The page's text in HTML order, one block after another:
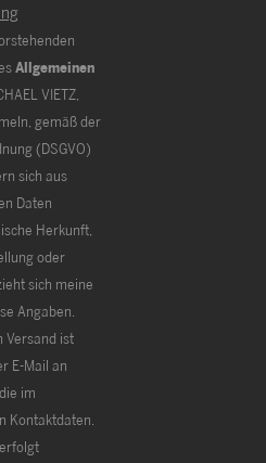
Allgemeinen
VIETZ,
gemäß der
(DSGVO)
sich aus
Daten
Herkunft,
oder
sich meine
Angaben.
Versand ist
E-Mail an
im
Kontaktdaten.